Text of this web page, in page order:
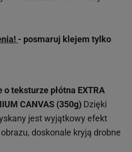
- posmaruj klejem tylko
oteksturze płótna EXTRA
CANVAS (350g) Dzięki
jest wyjątkowy efekt
doskonale kryją drobne